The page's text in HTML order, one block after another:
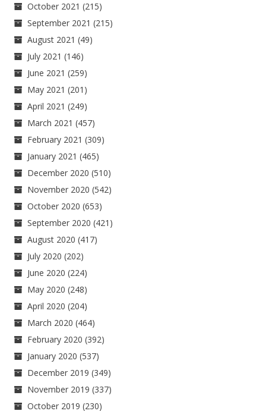
October 2021 (215)
September 2021 (215)
August 2021 (49)
July 2021 (146)
June 2021 (259)
May 2021 (201)
April 2021 (249)
March 2021 (457)
February 2021 (309)
January 2021 (465)
December 2020 (510)
November 2020 (542)
October 2020 (653)
September 2020 (421)
August 2020 (417)
July 2020 (202)
June 2020 (224)
May 2020 (248)
April 2020 (204)
March 2020 (464)
February 2020 (392)
January 2020 (537)
December 2019 (349)
November 2019 (337)
October 2019 (230)